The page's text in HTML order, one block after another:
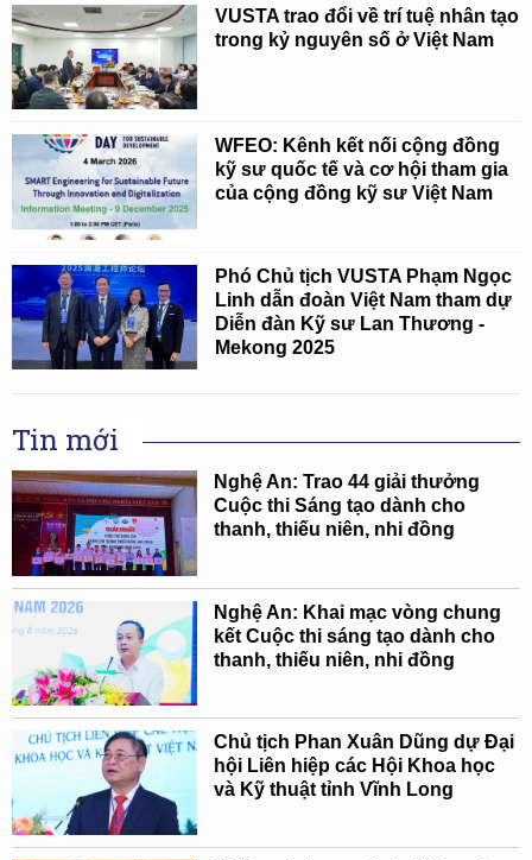
VUSTA trao đổi về trí tuệ nhân tạo
trong kỷ nguyên số ở Việt Nam
WFEO: Kênh kết nối cộng đồng
kỹ sư quốc tế và cơ hội tham gia
của cộng đồng kỹ sư Việt Nam
Phó Chủ tịch VUSTA Phạm Ngọc
Linh dẫn đoàn Việt Nam tham dự
Diễn đàn Kỹ sư Lan Thương -
Mekong 2025
Tin mới
Nghệ An: Trao 44 giải thưởng
Cuộc thi Sáng tạo dành cho
thanh, thiếu niên, nhi đồng
Nghệ An: Khai mạc vòng chung
kết Cuộc thi sáng tạo dành cho
thanh, thiếu niên, nhi đồng
Chủ tịch Phan Xuân Dũng dự Đại
hội Liên hiệp các Hội Khoa học
và Kỹ thuật tỉnh Vĩnh Long